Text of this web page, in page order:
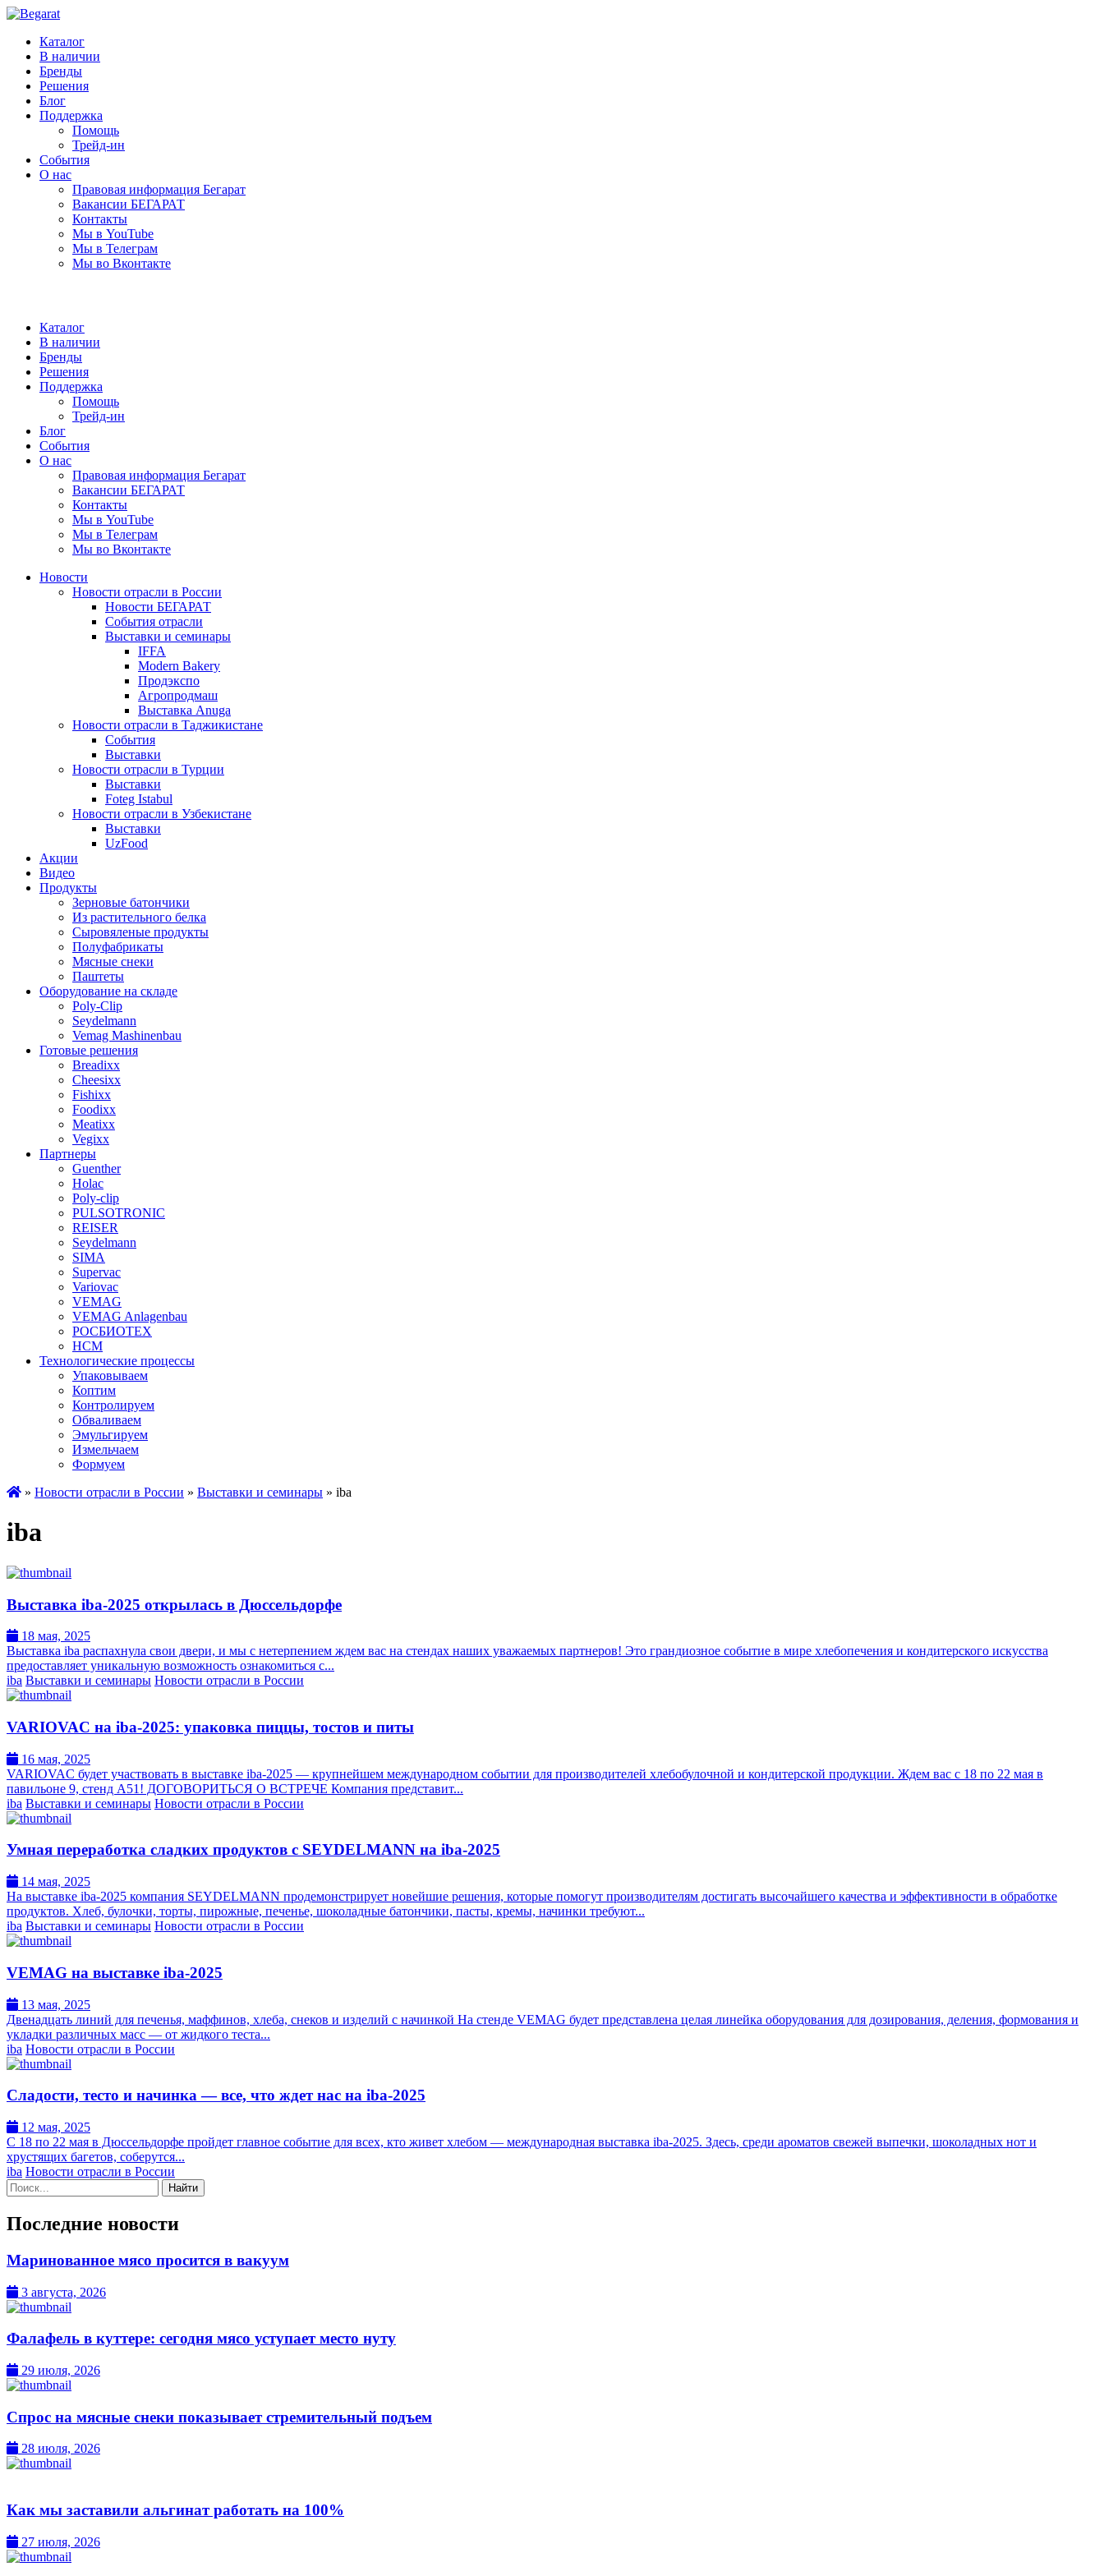
Каталог
В наличии
Бренды
Решения
Блог
Поддержка
Помощь
Трейд-ин
События
О нас
Правовая информация Бегарат
Вакансии БЕГАРАТ
Контакты
Мы в YouTube
Мы в Телеграм
Мы во Вконтакте
Каталог
В наличии
Бренды
Решения
Поддержка
Помощь
Трейд-ин
Блог
События
О нас
Правовая информация Бегарат
Вакансии БЕГАРАТ
Контакты
Мы в YouTube
Мы в Телеграм
Мы во Вконтакте
Новости
Новости отрасли в России
Новости БЕГАРАТ
События отрасли
Выставки и семинары
IFFA
Modern Bakery
Продэкспо
Агропродмаш
Выставка Anuga
Новости отрасли в Таджикистане
События
Выставки
Новости отрасли в Турции
Выставки
Foteg Istabul
Новости отрасли в Узбекистане
Выставки
UzFood
Акции
Видео
Продукты
Зерновые батончики
Из растительного белка
Сыровяленые продукты
Полуфабрикаты
Мясные снеки
Паштеты
Оборудование на складе
Poly-Clip
Seydelmann
Vemag Mashinenbau
Готовые решения
Breadixx
Cheesixx
Fishixx
Foodixx
Meatixx
Vegixx
Партнеры
Guenther
Holac
Poly-clip
PULSOTRONIC
REISER
Seydelmann
SIMA
Supervac
Variovac
VEMAG
VEMAG Anlagenbau
РОСБИОТЕХ
НСМ
Технологические процессы
Упаковываем
Коптим
Контролируем
Обваливаем
Эмульгируем
Измельчаем
Формуем
» Новости отрасли в России » Выставки и семинары » iba
iba
Выставка iba-2025 открылась в Дюссельдорфе
18 мая, 2025
Выставка iba распахнула свои двери, и мы с нетерпением ждем вас на стендах наших уважаемых партнеров! Это грандиозное событие в мире хлебопечения и кондитерского искусства
предоставляет уникальную возможность ознакомиться с...
iba Выставки и семинары Новости отрасли в России
VARIOVAC на iba-2025: упаковка пиццы, тостов и питы
16 мая, 2025
VARIOVAC будет участвовать в выставке iba-2025 — крупнейшем международном событии для производителей хлебобулочной и кондитерской продукции. Ждем вас с 18 по 22 мая в
павильоне 9, стенд A51! ДОГОВОРИТЬСЯ О ВСТРЕЧЕ Компания представит...
iba Выставки и семинары Новости отрасли в России
Умная переработка сладких продуктов с SEYDELMANN на iba-2025
14 мая, 2025
На выставке iba-2025 компания SEYDELMANN продемонстрирует новейшие решения, которые помогут производителям достигать высочайшего качества и эффективности в обработке
продуктов. Хлеб, булочки, торты, пирожные, печенье, шоколадные батончики, пасты, кремы, начинки требуют...
iba Выставки и семинары Новости отрасли в России
VEMAG на выставке iba-2025
13 мая, 2025
Двенадцать линий для печенья, маффинов, хлеба, снеков и изделий с начинкой На стенде VEMAG будет представлена целая линейка оборудования для дозирования, деления, формования и
укладки различных масс — от жидкого теста...
iba Новости отрасли в России
Сладости, тесто и начинка — все, что ждет нас на iba-2025
12 мая, 2025
С 18 по 22 мая в Дюссельдорфе пройдет главное событие для всех, кто живет хлебом — международная выставка iba-2025. Здесь, среди ароматов свежей выпечки, шоколадных нот и
хрустящих багетов, соберутся...
iba Новости отрасли в России
Поиск:
Последние новости
Маринованное мясо просится в вакуум
3 августа, 2026
Фалафель в куттере: сегодня мясо уступает место нуту
29 июля, 2026
Спрос на мясные снеки показывает стремительный подъем
28 июля, 2026
Как мы заставили альгинат работать на 100%
27 июля, 2026